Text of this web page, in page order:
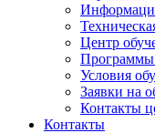
Центр
Программы
Условия
Заявки на
Контакты
Контакты